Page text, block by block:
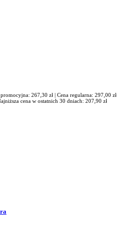
promocyjna: 267,30 zł | Cena regularna: 297,00 zł
cena w ostatnich 30 dniach: 207,90 zł